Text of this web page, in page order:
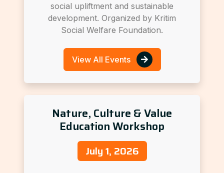
social upliftment and sustainable
development. Organized by Kritim
Social Welfare Foundation.
View All Events
Nature, Culture & Value
Education Workshop
July 1, 2026